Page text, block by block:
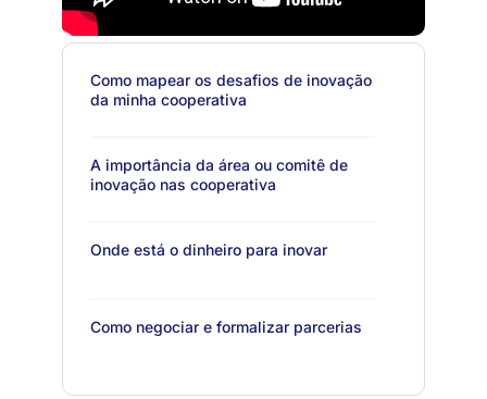
Como mapear os desafios de inovação
da minha cooperativa
A importância da área ou comitê de
inovação nas cooperativa
Onde está o dinheiro para inovar
Como negociar e formalizar parcerias